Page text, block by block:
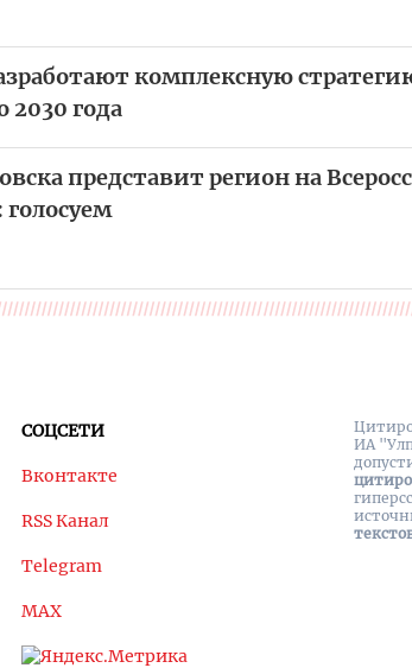
комплексную
2030 года
представит регион на
СОЦСЕТИ
Вконтакте
RSS Канал
Telegram
MAX
ИА